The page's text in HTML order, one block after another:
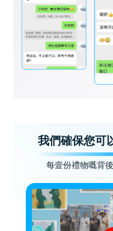
我們確保您可
每壹份禮物嘅背